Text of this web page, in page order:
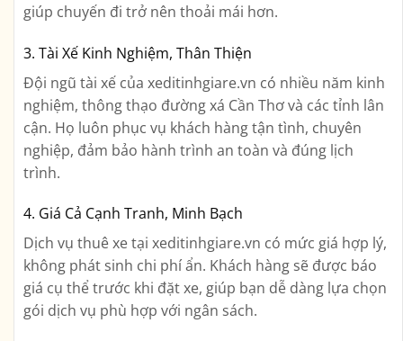
giúp chuyến đi trở nên thoải mái hơn.
3. Tài Xế Kinh Nghiệm, Thân Thiện
Đội ngũ tài xế của xeditinhgiare.vn có nhiều năm kinh
nghiệm, thông thạo đường xá Cần Thơ và các tỉnh lân
cận. Họ luôn phục vụ khách hàng tận tình, chuyên
nghiệp, đảm bảo hành trình an toàn và đúng lịch
trình.
4. Giá Cả Cạnh Tranh, Minh Bạch
Dịch vụ thuê xe tại xeditinhgiare.vn có mức giá hợp lý,
không phát sinh chi phí ẩn. Khách hàng sẽ được báo
giá cụ thể trước khi đặt xe, giúp bạn dễ dàng lựa chọn
gói dịch vụ phù hợp với ngân sách.